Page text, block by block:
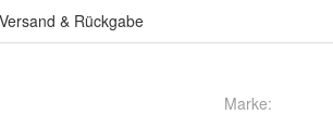
& Rückgabe
Marke: